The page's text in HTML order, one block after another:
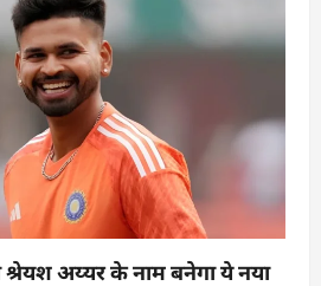
अय्यर के नाम बनेगा ये नया